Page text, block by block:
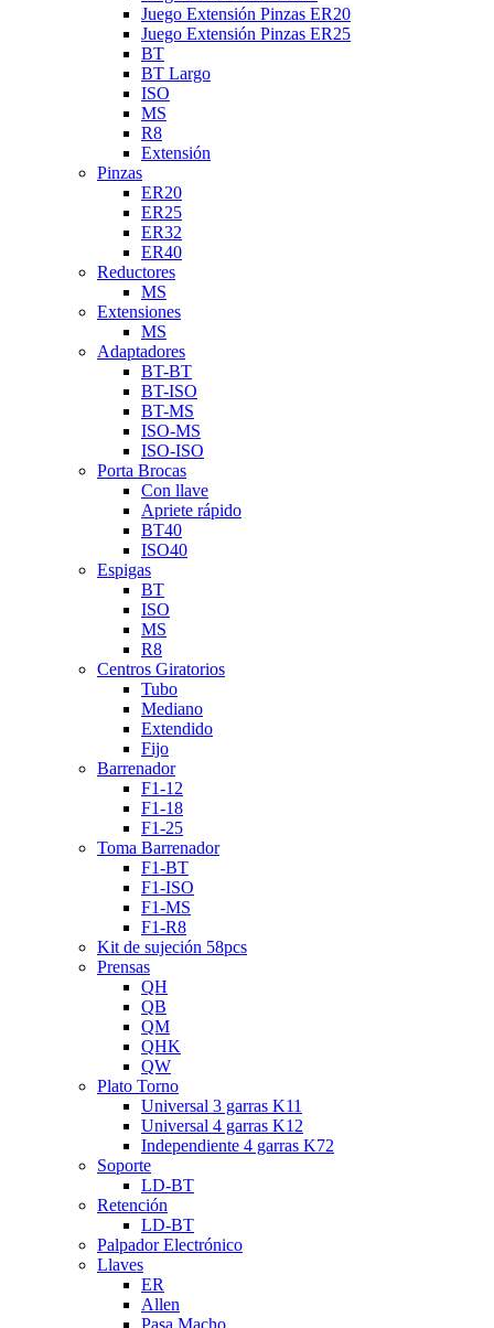
Juego Extensión Pinzas ER20
Juego Extensión Pinzas ER25
BT
BT Largo
ISO
MS
R8
Extensión
Pinzas
ER20
ER25
ER32
ER40
Reductores
MS
Extensiones
MS
Adaptadores
BT-BT
BT-ISO
BT-MS
ISO-MS
ISO-ISO
Porta Brocas
Con llave
Apriete rápido
BT40
ISO40
Espigas
BT
ISO
MS
R8
Centros Giratorios
Tubo
Mediano
Extendido
Fijo
Barrenador
F1-12
F1-18
F1-25
Toma Barrenador
F1-BT
F1-ISO
F1-MS
F1-R8
Kit de sujeción 58pcs
Prensas
QH
QB
QM
QHK
QW
Plato Torno
Universal 3 garras K11
Universal 4 garras K12
Independiente 4 garras K72
Soporte
LD-BT
Retención
LD-BT
Palpador Electrónico
Llaves
ER
Allen
Pasa Macho